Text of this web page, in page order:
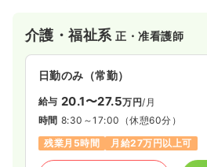
介護・福祉系正・准看護師
日勤のみ（常勤）
給与 20.1〜27.5万円/月
時間 8:30～17:00 （休憩60分）
残業月5時間
月給27万円以上可